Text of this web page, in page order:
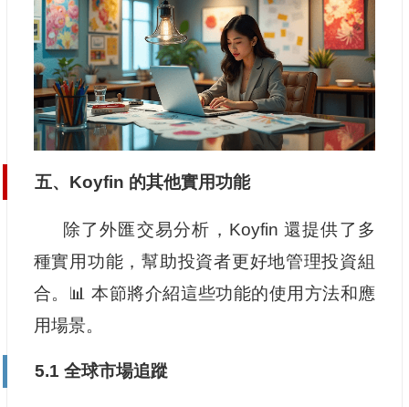
五、Koyfin 的其他實用功能
除了外匯交易分析，Koyfin 還提供了多
種實用功能，幫助投資者更好地管理投資組
合。📊 本節將介紹這些功能的使用方法和應
用場景。
5.1 全球市場追蹤